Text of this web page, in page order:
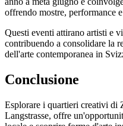
offrendo mostre, performance
Questi eventi attirano artisti e
contribuendo a consolidare la
dell'arte contemporanea in
Conclusione
Esplorare i quartieri creativi di
Langstrasse, offre